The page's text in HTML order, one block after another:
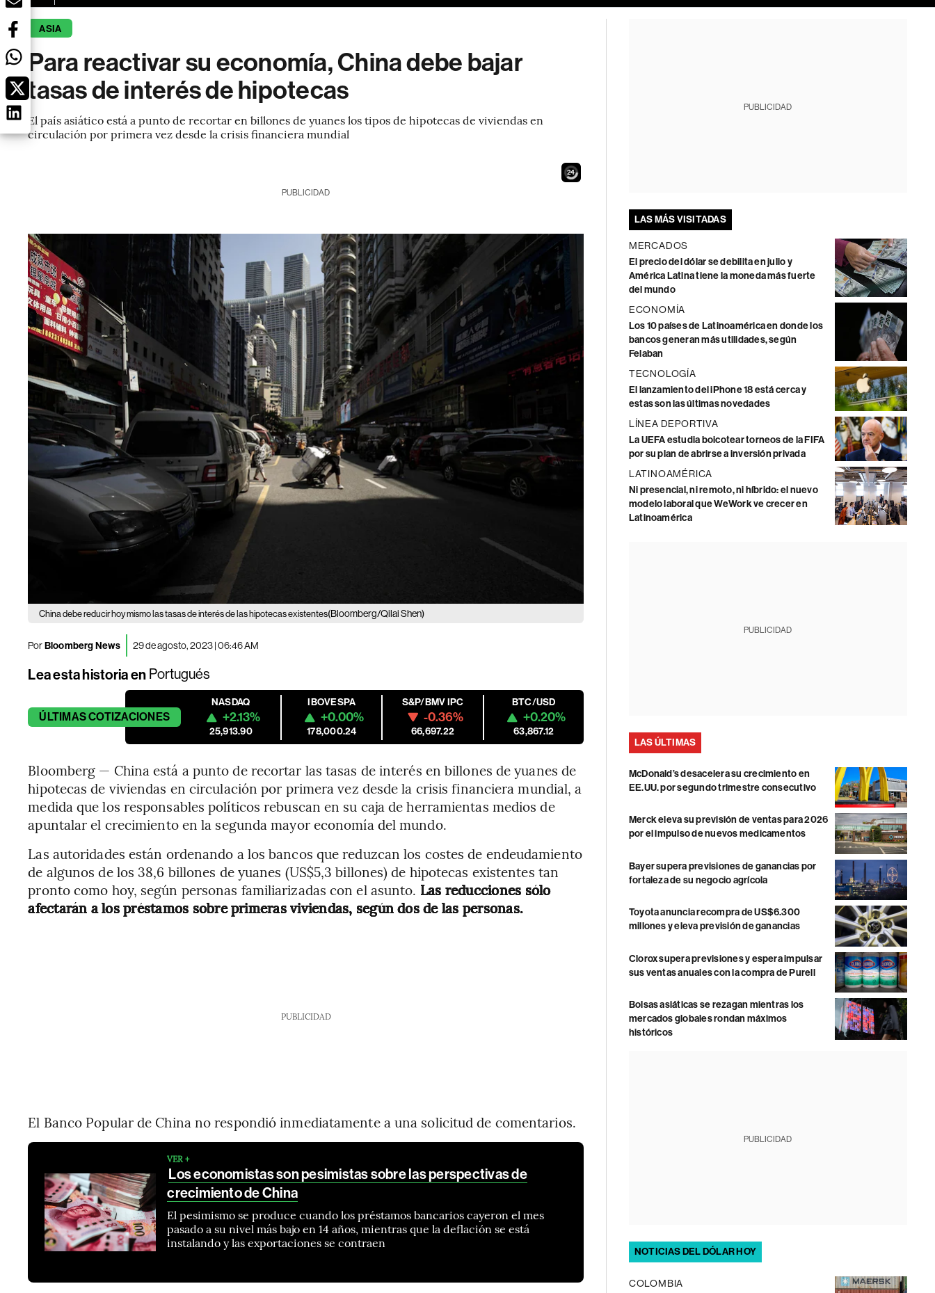
ASIA
Para reactivar su economía, China debe bajar
tasas de interés de hipotecas
El país asiático está a punto de recortar en billones de yuanes los tipos de hipotecas de viviendas en
circulación por primera vez desde la crisis financiera mundial
23
PUBLICIDAD
China debe reducir hoy mismo las tasas de interés de las hipotecas existentes(Bloomberg/Qilai Shen)
PorBloomberg News 29 de agosto, 2023 | 06:46 AM
Lea esta historia en Portugués
ÚLTIMASCOTIZACIONES
NASDAQ
+2.13%
25,913.90
IBOVESPA
+0.00%
178,000.24
S&P/BMV IPC
-0.36%
66,697.22
BTC/USD
+0.20%
63,867.12
Bloomberg — China está a punto de recortar las tasas de interés en billones de yuanes de
hipotecas de viviendas en circulación por primera vez desde la crisis financiera mundial, a
medida que los responsables políticos rebuscan en su caja de herramientas medios de
apuntalar el crecimiento en la segunda mayor economía del mundo.
Las autoridades están ordenando a los bancos que reduzcan los costes de endeudamiento
de algunos de los 38,6 billones de yuanes (US$5,3 billones) de hipotecas existentes tan
pronto como hoy, según personas familiarizadas con el asunto. Las reducciones sólo
afectarán a los préstamos sobre primeras viviendas, según dos de las personas.
PUBLICIDAD
El Banco Popular de China no respondió inmediatamente a una solicitud de comentarios.
VER +
Los economistas son pesimistas sobre las perspectivas de
crecimiento de China
El pesimismo se produce cuando los préstamos bancarios cayeron el mes
pasado a su nivel más bajo en 14 años, mientras que la deflación se está
instalando y las exportaciones se contraen
PUBLICIDAD
LAS MÁS VISITADAS
MERCADOS
El precio del dólar se debilita en julio y
América Latina tiene la moneda más fuerte
del mundo
ECONOMÍA
Los 10 países de Latinoamérica en donde los
bancos generan más utilidades, según
Felaban
TECNOLOGÍA
El lanzamiento del iPhone 18 está cerca y
estas son las últimas novedades
LÍNEA DEPORTIVA
La UEFA estudia boicotear torneos de la FIFA
por su plan de abrirse a inversión privada
LATINOAMÉRICA
Ni presencial, ni remoto, ni híbrido: el nuevo
modelo laboral que WeWork ve crecer en
Latinoamérica
PUBLICIDAD
LAS ÚLTIMAS
McDonald’s desacelera su crecimiento en
EE.UU. por segundo trimestre consecutivo
Merck eleva su previsión de ventas para 2026
por el impulso de nuevos medicamentos
Bayer supera previsiones de ganancias por
fortaleza de su negocio agrícola
Toyota anuncia recompra de US$6.300
millones y eleva previsión de ganancias
Clorox supera previsiones y espera impulsar
sus ventas anuales con la compra de Purell
Bolsas asiáticas se rezagan mientras los
mercados globales rondan máximos
históricos
PUBLICIDAD
NOTICIAS DEL DÓLAR HOY
COLOMBIA